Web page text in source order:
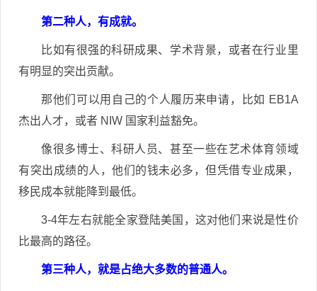
第二种人，有成就。
比如有很强的科研成果、学术背景，或者在行业里
有明显的突出贡献。
那他们可以用自己的个人履历来申请，比如 EB1A
杰出人才，或者 NIW 国家利益豁免。
像很多博士、科研人员、甚至一些在艺术体育领域
有突出成绩的人，他们的钱未必多，但凭借专业成果，
移民成本就能降到最低。
3-4年左右就能全家登陆美国，这对他们来说是性价
比最高的路径。
第三种人，就是占绝大多数的普通人。